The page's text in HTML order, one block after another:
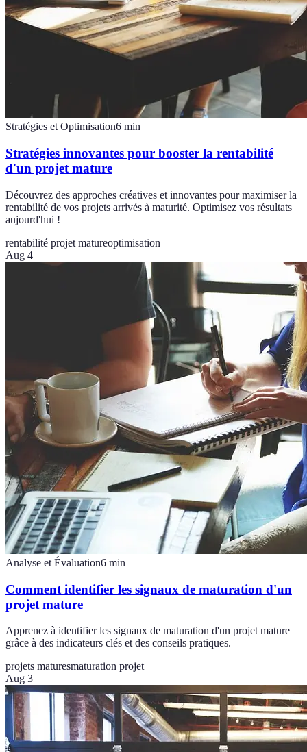
Stratégies et Optimisation6 min
Stratégies innovantes pour booster la rentabilité
d'un projet mature
Découvrez des approches créatives et innovantes pour maximiser la
rentabilité de vos projets arrivés à maturité. Optimisez vos résultats
aujourd'hui !
rentabilité projet matureoptimisation
Aug 4
Analyse et Évaluation6 min
Comment identifier les signaux de maturation d'un
projet mature
Apprenez à identifier les signaux de maturation d'un projet mature
grâce à des indicateurs clés et des conseils pratiques.
projets maturesmaturation projet
Aug 3